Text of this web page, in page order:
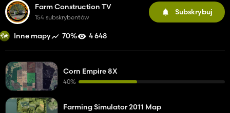
Farm Construction TV
154 subskrybentów
Subskrybuj
Inne mapy 70% 4 648
Corn Empire 8X
40%
Farming Simulator 2011 Map